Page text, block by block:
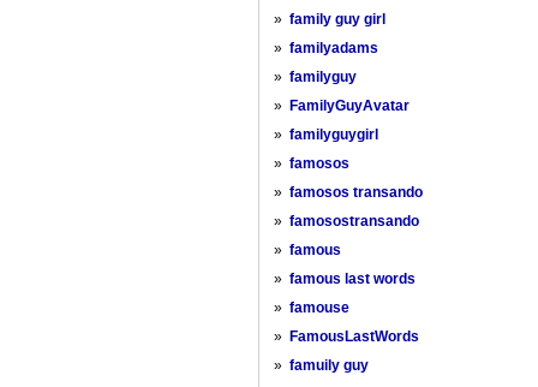
» family guy girl
» familyadams
» familyguy
» FamilyGuyAvatar
» familyguygirl
» famosos
» famosos transando
» famosostransando
» famous
» famous last words
» famouse
» FamousLastWords
» famuily guy